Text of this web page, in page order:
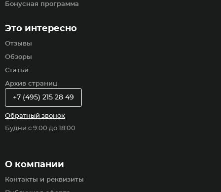
Бонусная программа
Это интересно
Отзывы
Обзоры
Статьи
Архив страниц
О компании
Контакты и реквизиты
+7 (495) 215 28 49
Обратный звонок
Будни с 9:00 до 18:00